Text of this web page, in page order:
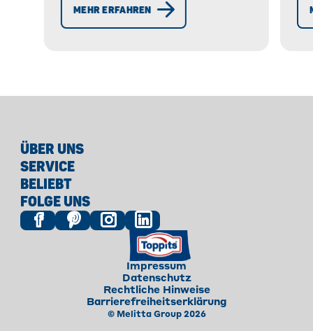
und loslegen!
MEHR ERFAHREN
ÜBER UNS
SERVICE
BELIEBT
FOLGE UNS
© Melitta Group 2026
Impressum
Datenschutz
Rechtliche Hinweise
Barrierefreiheitserklärung